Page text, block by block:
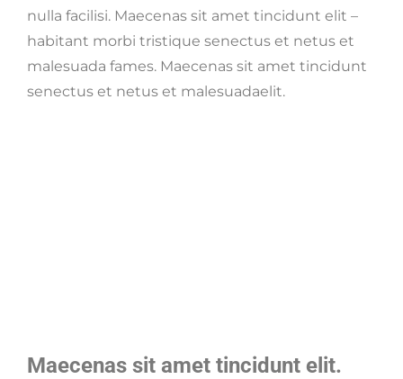
nulla facilisi. Maecenas sit amet tincidunt elit –
habitant morbi tristique senectus et netus et
malesuada fames. Maecenas sit amet tincidunt
senectus et netus et malesuadaelit.
Maecenas sit amet tincidunt elit.